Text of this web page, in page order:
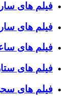
فیلم های
فیلم های
فیلم های
فیلم های
فیلم های